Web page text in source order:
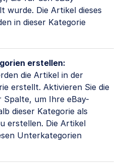
wurde. Die Artikel dieses
in dieser Kategorie
erstellen:
die Artikel in der
erstellt. Aktivieren Sie die
Spalte, um Ihre eBay-
dieser Kategorie als
erstellen. Die Artikel
Unterkategorien